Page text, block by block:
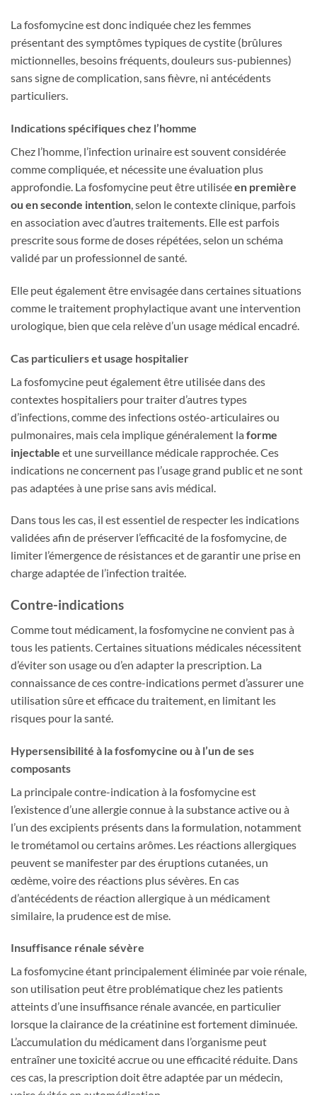
La fosfomycine est donc indiquée chez les femmes
présentant des symptômes typiques de cystite (brûlures
mictionnelles, besoins fréquents, douleurs sus-pubiennes)
sans signe de complication, sans fièvre, ni antécédents
particuliers.
Indications spécifiques chez l’homme
Chez l’homme, l’infection urinaire est souvent considérée
comme compliquée, et nécessite une évaluation plus
approfondie. La fosfomycine peut être utiliséeen première
ou en seconde intention, selon le contexte clinique, parfois
en association avec d’autres traitements. Elle est parfois
prescrite sous forme de doses répétées, selon un schéma
validé par un professionnel de santé.
Elle peut également être envisagée dans certaines situations
comme le traitement prophylactique avant une intervention
urologique, bien que cela relève d’un usage médical encadré.
Cas particuliers et usage hospitalier
La fosfomycine peut également être utilisée dans des
contextes hospitaliers pour traiter d’autres types
d’infections, comme des infections ostéo-articulaires ou
pulmonaires, mais cela implique généralement la forme
injectable et une surveillance médicale rapprochée. Ces
indications ne concernent pas l’usage grand public et ne sont
pas adaptées à une prise sans avis médical.
Dans tous les cas, il est essentiel de respecter les indications
validées afin de préserver l’efficacité de la fosfomycine, de
limiter l’émergence de résistances et de garantir une prise en
charge adaptée de l’infection traitée.
Contre-indications
Comme tout médicament, la fosfomycine ne convient pas à
tous les patients. Certaines situations médicales nécessitent
d’éviter son usage ou d’en adapter la prescription. La
connaissance de ces contre-indications permet d’assurer une
utilisation sûre et efficace du traitement, en limitant les
risques pour la santé.
Hypersensibilité à la fosfomycine ou à l’un de ses
composants
La principale contre-indication à la fosfomycine est
l’existence d’une allergie connue à la substance active ou à
l’un des excipients présents dans la formulation, notamment
le trométamol ou certains arômes. Les réactions allergiques
peuvent se manifester par des éruptions cutanées, un
œdème, voire des réactions plus sévères. En cas
d’antécédents de réaction allergique à un médicament
similaire, la prudence est de mise.
Insuffisance rénale sévère
La fosfomycine étant principalement éliminée par voie rénale,
son utilisation peut être problématique chez les patients
atteints d’une insuffisance rénale avancée, en particulier
lorsque la clairance de la créatinine est fortement diminuée.
L’accumulation du médicament dans l’organisme peut
entraîner une toxicité accrue ou une efficacité réduite. Dans
ces cas, la prescription doit être adaptée par un médecin,